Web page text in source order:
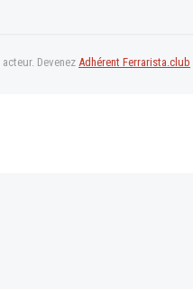
Devenez Adhérent Ferrarista.club